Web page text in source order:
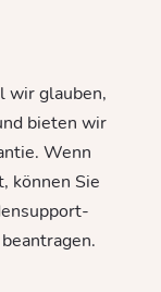
wir glauben,
bieten wir
Wenn
können Sie